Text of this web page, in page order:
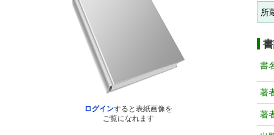
ログインすると表紙画像を
ご覧になれます
所
書
著
著